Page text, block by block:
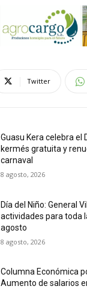
Twitter
Guasu Kera celebra el
kermés gratuita y
carnaval
8 agosto, 2026
Día del Niño: General
actividades para toda
agosto
8 agosto, 2026
Columna Económica
Aumento de salarios